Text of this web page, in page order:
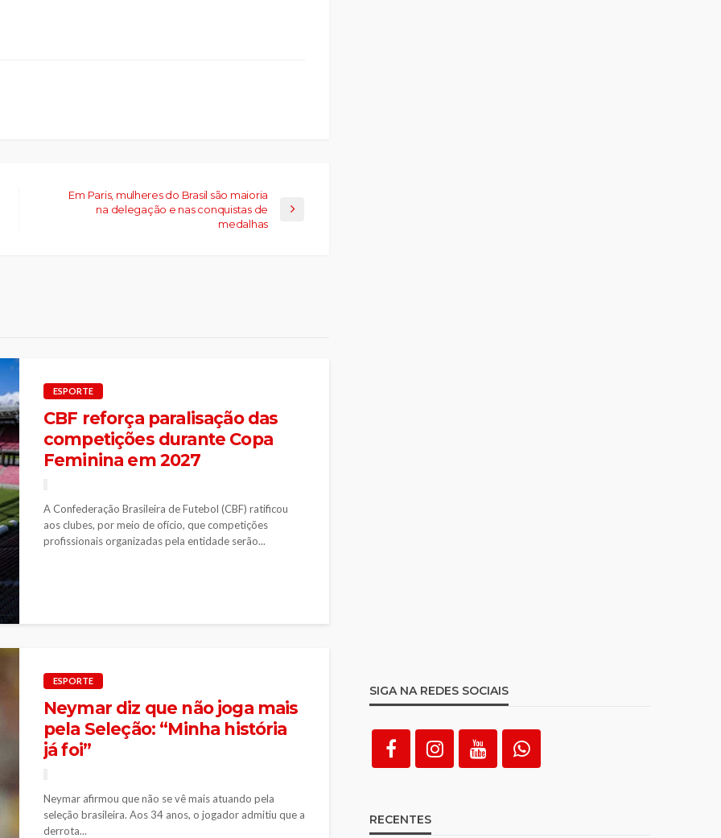
Em Paris, mulheres do Brasil são maioria
na delegação e nas conquistas de
medalhas
ESPORTE
CBF reforça paralisação das
competições durante Copa
Feminina em 2027
A Confederação Brasileira de Futebol (CBF) ratificou
aos clubes, por meio de ofício, que competições
profissionais organizadas pela entidade serão...
ESPORTE
Neymar diz que não joga mais
pela Seleção: “Minha história
já foi”
Neymar afirmou que não se vê mais atuando pela
seleção brasileira. Aos 34 anos, o jogador admitiu que a
derrota...
SIGA NA REDES SOCIAIS
RECENTES